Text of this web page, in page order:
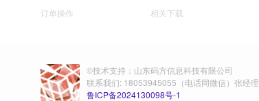
订单操作
相关下载
©技术支持：山东码方信息科技有限公司
联系我们: 18053945055（电话同微信）张经理
鲁ICP备2024130098号-1